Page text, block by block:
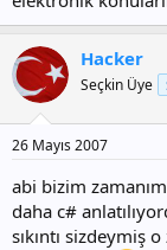
Hacker
Seçkin Üye
26 Mayıs 2007
abi bizim
daha c#
sıkıntı sizdeymiş